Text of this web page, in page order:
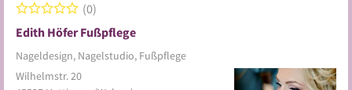
Edith Höfer Fußpflege
Nageldesign, Nagelstudio, Fußpflege
0
Wilhelmstr. 20